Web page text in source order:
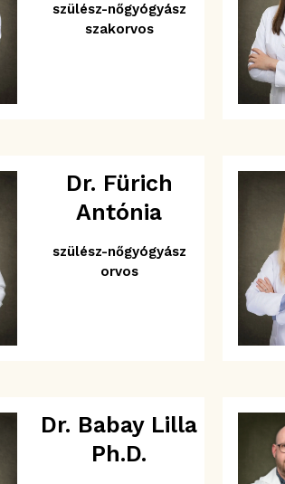
szülész-nőgyógyász
szakorvos
Dr. Fürich
Antónia
szülész-nőgyógyász
orvos
Dr. Babay Lilla
Ph.D.